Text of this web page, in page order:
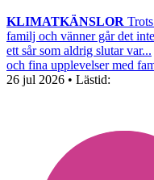
KLIMATKÄNSLOR
familj och vänner går det
ett sår som aldrig slutar var...
och fina upplevelser med
26 jul 2026 • Lästid: